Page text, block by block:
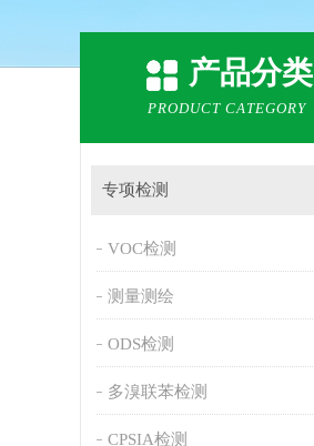
产品分类
PRODUCT CATEGORY
专项检测
VOC检测
测量测绘
ODS检测
多溴联苯检测
CPSIA检测